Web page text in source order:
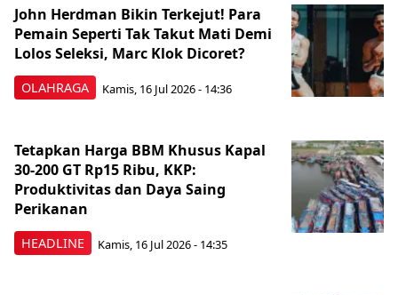
OLAHRAGA
John Herdman Bikin Terkejut! Para
Pemain Seperti Tak Takut Mati Demi
Lolos Seleksi, Marc Klok Dicoret?
Kamis, 16 Jul 2026 - 14:36
HEADLINE
Tetapkan Harga BBM Khusus Kapal
30-200 GT Rp15 Ribu, KKP:
Produktivitas dan Daya Saing
Perikanan
Kamis, 16 Jul 2026 - 14:35